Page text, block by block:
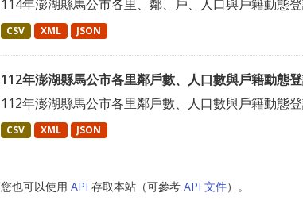
114年澎湖縣馬公市各里、鄰、戶、人口與戶籍動態
CSV XML JSON
112年澎湖縣馬公市各里鄰戶數、人口數與戶籍動態
112年澎湖縣馬公市各里鄰戶數、人口數與戶籍動態
CSV XML JSON
您也可以使用 API 存取本站（可參考 API 文件）。